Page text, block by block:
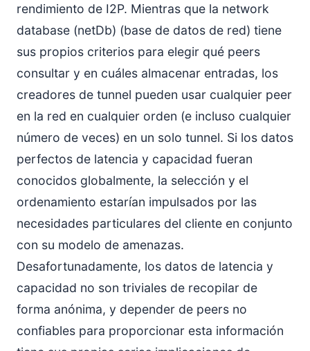
rendimiento de I2P. Mientras que la network
database (netDb) (base de datos de red) tiene
sus propios criterios para elegir qué peers
consultar y en cuáles almacenar entradas, los
creadores de tunnel pueden usar cualquier peer
en la red en cualquier orden (e incluso cualquier
número de veces) en un solo tunnel. Si los datos
perfectos de latencia y capacidad fueran
conocidos globalmente, la selección y el
ordenamiento estarían impulsados por las
necesidades particulares del cliente en conjunto
con su modelo de amenazas.
Desafortunadamente, los datos de latencia y
capacidad no son triviales de recopilar de
forma anónima, y depender de peers no
confiables para proporcionar esta información